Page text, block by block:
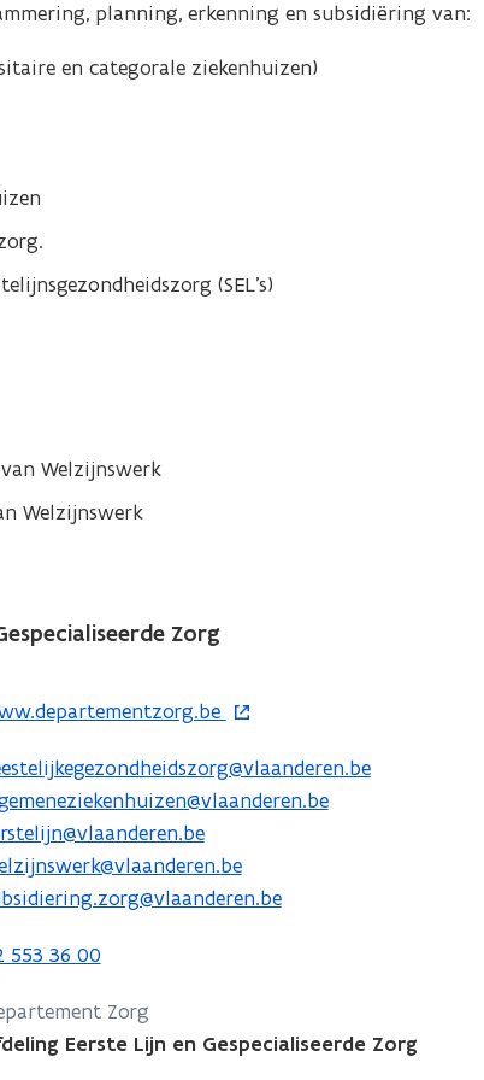
planning, erkenning en subsidiëring van:
en categorale ziekenhuizen)
(SEL’s)
Welzijnswerk
Welzijnswerk
Zorg
553 36 00
Zorg
Eerste Lijn en Gespecialiseerde Zorg